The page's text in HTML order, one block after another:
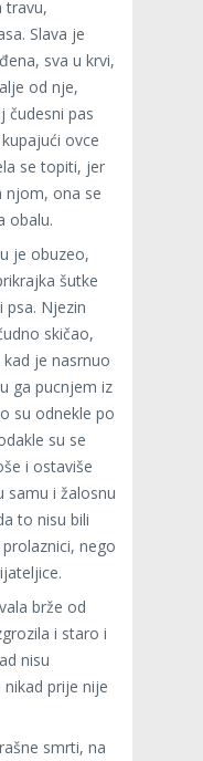
travu,
Slava je
sva u krvi,
od nje,
čudesni pas
ovce
se topiti, jer
njom, ona se
obalu.
je obuzeo,
šutke
psa. Njezin
skičao,
je nasrnuo
ga pucnjem iz
su odnekle po
su se
i ostaviše
samu i žalosnu
to nisu bili
nego
brže od
i staro i
nisu
prije nije
smrti, na